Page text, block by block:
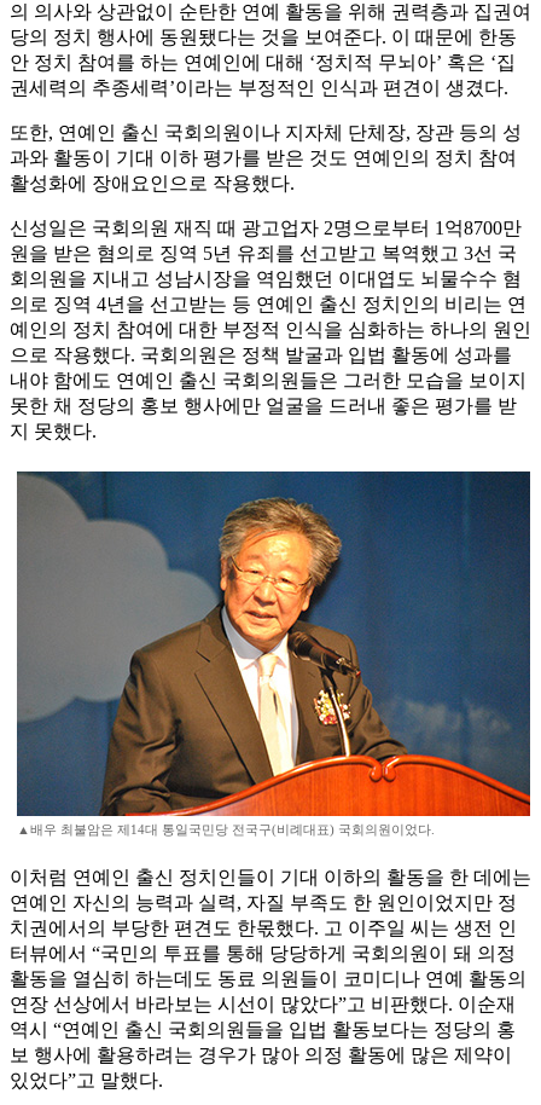
의 의사와 상관없이 순탄한 연예 활동을 위해 권력층과 집권여
당의 정치 행사에 동원됐다는 것을 보여준다. 이 때문에 한동
안 정치 참여를 하는 연예인에 대해 ‘정치적 무뇌아’ 혹은 ‘집
권세력의 추종세력’이라는 부정적인 인식과 편견이 생겼다.
또한, 연예인 출신 국회의원이나 지자체 단체장, 장관 등의 성
과와 활동이 기대 이하 평가를 받은 것도 연예인의 정치 참여
활성화에 장애요인으로 작용했다.
신성일은 국회의원 재직 때 광고업자 2명으로부터 1억8700만
원을 받은 혐의로 징역 5년 유죄를 선고받고 복역했고 3선 국
회의원을 지내고 성남시장을 역임했던 이대엽도 뇌물수수 혐
의로 징역 4년을 선고받는 등 연예인 출신 정치인의 비리는 연
예인의 정치 참여에 대한 부정적 인식을 심화하는 하나의 원인
으로 작용했다. 국회의원은 정책 발굴과 입법 활동에 성과를
내야 함에도 연예인 출신 국회의원들은 그러한 모습을 보이지
못한 채 정당의 홍보 행사에만 얼굴을 드러내 좋은 평가를 받
지 못했다.
▲배우 최불암은 제14대 통일국민당 전국구(비례대표) 국회의원이었다.
이처럼 연예인 출신 정치인들이 기대 이하의 활동을 한 데에는
연예인 자신의 능력과 실력, 자질 부족도 한 원인이었지만 정
치권에서의 부당한 편견도 한몫했다. 고 이주일 씨는 생전 인
터뷰에서 “국민의 투표를 통해 당당하게 국회의원이 돼 의정
활동을 열심히 하는데도 동료 의원들이 코미디나 연예 활동의
연장 선상에서 바라보는 시선이 많았다”고 비판했다. 이순재
역시 “연예인 출신 국회의원들을 입법 활동보다는 정당의 홍
보 행사에 활용하려는 경우가 많아 의정 활동에 많은 제약이
있었다”고 말했다.